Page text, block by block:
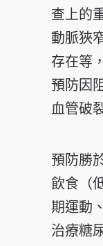
查上的
動脈狹
存在等
預防因
血管破
預防勝
飲食（
期運動
治療糖